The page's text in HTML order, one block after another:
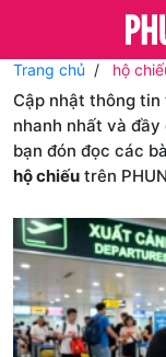
Trang chủ hộ
Cập nhật thông
nhanh nhất và
bạn đón đọc các
hộ chiếu trên